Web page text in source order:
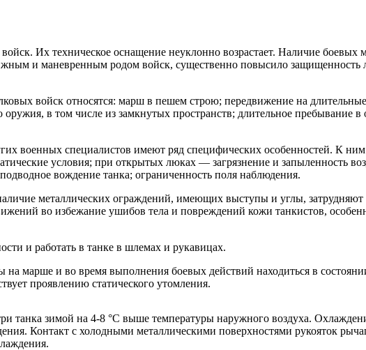
Их техническое оснащение неуклонно возрастает. Наличие
и маневренным родом войск, существенно повысило защищенность
войск относятся: марш в пешем строю; передвижение на
оружия, в том числе из замкнутых пространств; длительное пребывание
военных специалистов имеют ряд специфических особенностей. К
условия; при открытых люках — загрязнение и запыленность
вождение танка; ограниченность поля наблюдения.
металлических ограждений, имеющих выступы и углы, затрудняют
во избежание ушибов тела и повреждений кожи танкистов,
и работать в танке в шлемах и рукавицах.
марше и во время выполнения боевых действий находиться в
проявлению статического утомления.
танка зимой на 4-8 °С выше температуры наружного воздуха.
Контакт с холодными металлическими поверхностями рукояток